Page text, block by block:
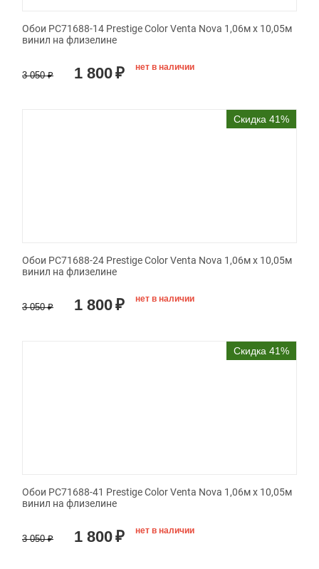
Обои PC71688-14 Prestige Color Venta Nova 1,06м х 10,05м
винил на флизелине
3 050 ₽ 1 800₽ нет в наличии
Скидка 41%
Обои PC71688-24 Prestige Color Venta Nova 1,06м х 10,05м
винил на флизелине
3 050 ₽ 1 800₽ нет в наличии
Скидка 41%
Обои PC71688-41 Prestige Color Venta Nova 1,06м х 10,05м
винил на флизелине
3 050 ₽ 1 800₽ нет в наличии